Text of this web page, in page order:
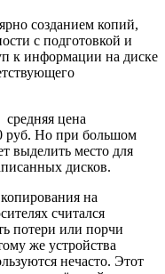
созданием копий,
с подготовкой и
к информации на диске
цена
руб. Но при большом
выделить место для
дисков.
на
считался
потери или порчи
же устройства
нечасто. Этот